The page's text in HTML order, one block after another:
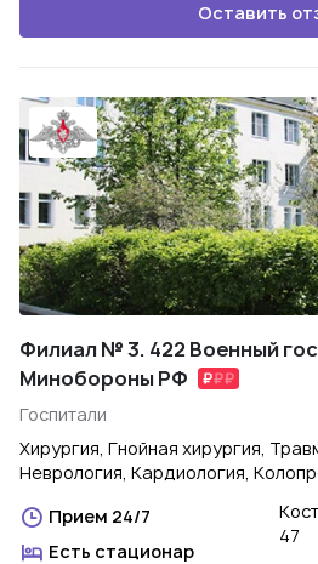
Оставить
Филиал № 3. 422 Военный
Минобороны РФ
Госпитали
Хирургия, Гнойная хирургия,
Неврология, Кардиология,
Прием 24/7
Есть стационар
47